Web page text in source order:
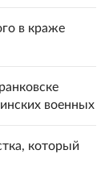
в краже
военных
который